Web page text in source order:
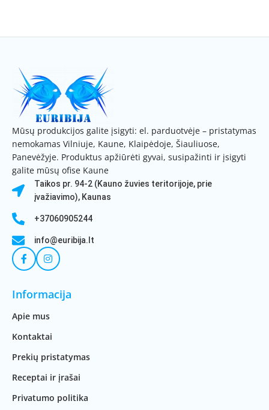
Mūsų produkcijos galite įsigyti: el. parduotvėje – pristatymas
nemokamas Vilniuje, Kaune, Klaipėdoje, Šiauliuose,
Panevėžyje. Produktus apžiūrėti gyvai, susipažinti ir įsigyti
galite mūsų ofise Kaune
Taikos pr. 94-2 (Kauno žuvies teritorijoje, prie
įvažiavimo), Kaunas
+37060905244
info@euribija.lt
Informacija
Apie mus
Kontaktai
Prekių pristatymas
Receptai ir įrašai
Privatumo politika